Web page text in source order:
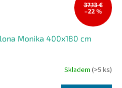
37,13 €
–22 %
Monika 400x180 cm
Skladem (>5 ks)